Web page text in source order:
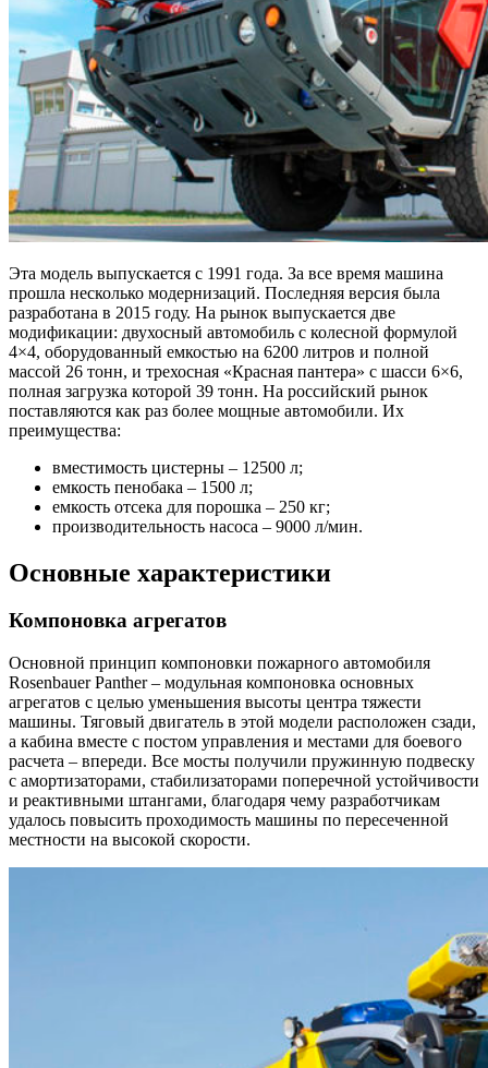
Эта модель выпускается с 1991 года. За все время машина
прошла несколько модернизаций. Последняя версия была
разработана в 2015 году. На рынок выпускается две
модификации: двухосный автомобиль с колесной формулой
4×4, оборудованный емкостью на 6200 литров и полной
массой 26 тонн, и трехосная «Красная пантера» с шасси 6×6,
полная загрузка которой 39 тонн. На российский рынок
поставляются как раз более мощные автомобили. Их
преимущества:
вместимость цистерны – 12500 л;
емкость пенобака – 1500 л;
емкость отсека для порошка – 250 кг;
производительность насоса – 9000 л/мин.
Основные характеристики
Компоновка агрегатов
Основной принцип компоновки пожарного автомобиля
Rosenbauer Panther – модульная компоновка основных
агрегатов с целью уменьшения высоты центра тяжести
машины. Тяговый двигатель в этой модели расположен сзади,
а кабина вместе с постом управления и местами для боевого
расчета – впереди. Все мосты получили пружинную подвеску
с амортизаторами, стабилизаторами поперечной устойчивости
и реактивными штангами, благодаря чему разработчикам
удалось повысить проходимость машины по пересеченной
местности на высокой скорости.